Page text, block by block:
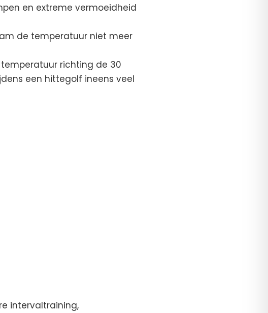
en extreme vermoeidheid
de temperatuur niet meer
richting de 30
een hittegolf ineens veel
intervaltraining,